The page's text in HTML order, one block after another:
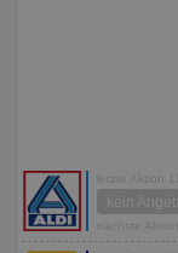
letzte Aktion
kein
nächste